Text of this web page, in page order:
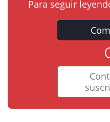
Para seguir